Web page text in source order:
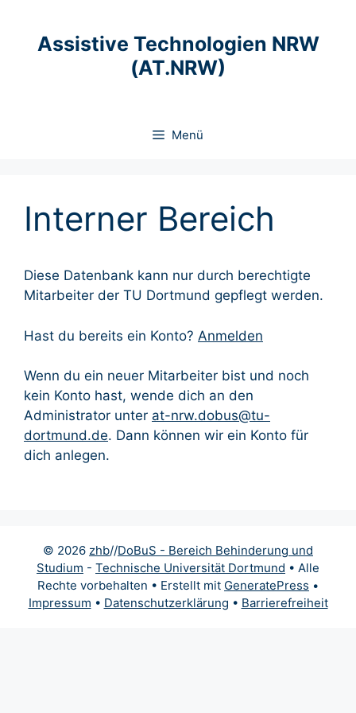
springenAssistive Technologien NRW
(AT.NRW)
Menü
Interner Bereich
Diese Datenbank kann nur durch berechtigte
Mitarbeiter der TU Dortmund gepflegt werden.
Hast du bereits ein Konto? Anmelden
Wenn du ein neuer Mitarbeiter bist und noch
kein Konto hast, wende dich an den
Administrator unter at-nrw.dobus@tu-
dortmund.de. Dann können wir ein Konto für
dich anlegen.
© 2026 zhb//DoBuS - Bereich Behinderung und
Studium - Technische Universität Dortmund • Alle
Rechte vorbehalten • Erstellt mit GeneratePress •
Impressum • Datenschutzerklärung • Barrierefreiheit